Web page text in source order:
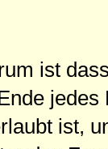
ist
ist,